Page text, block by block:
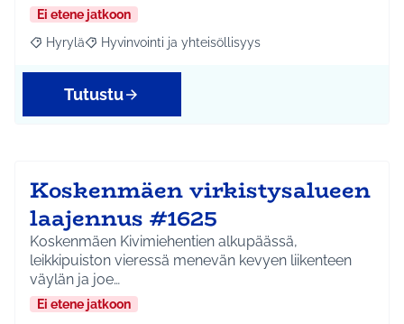
Ei etene jatkoon
Rajaa tulokset aihepiirin mukaan: Hyrylä
Hyrylä Rajaa tulokset teeman mukaan: Hyvinvointi ja
Hyvinvointi ja yhteisöllisyys
Tutustu
Koskenmäen virkistysalueen
laajennus #1625
Koskenmäen Kivimiehentien alkupäässä,
leikkipuiston vieressä menevän kevyen liikenteen
väylän ja joe…
Ei etene jatkoon